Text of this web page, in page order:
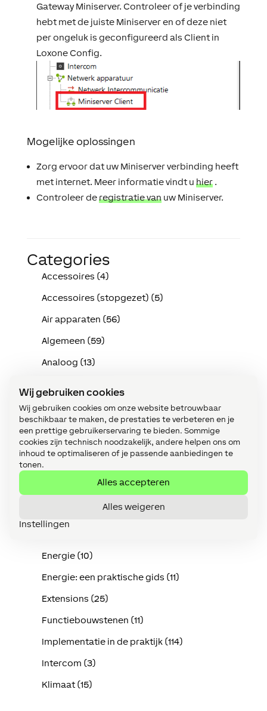
Wij gebruiken cookies
Wij gebruiken cookies om onze website betrouwbaar
beschikbaar te maken, de prestaties te verbeteren en je
een prettige gebruikerservaring te bieden. Sommige
cookies zijn technisch noodzakelijk, andere helpen ons om
inhoud te optimaliseren of je passende aanbiedingen te
tonen.
Alles accepteren
Alles weigeren
Instellingen
Gateway Miniserver. Controleer of je verbinding
hebt met de juiste Miniserver en of deze niet
per ongeluk is geconfigureerd als Client in
Loxone Config.
Mogelijke oplossingen
Zorg ervoor dat uw Miniserver verbinding heeft
met internet. Meer informatie vindt u hier.
Controleer deregistratie vanuw Miniserver.
Categories
Accessoires (4)
Accessoires (stopgezet) (5)
Air apparaten (56)
Algemeen (59)
Analoog (13)
Apparaten (35)
Audio (16)
Bediening (13)
Bekabeling (Tree/Link/Air) (14)
Energie (10)
Energie: een praktische gids (11)
Extensions (25)
Functiebouwstenen (11)
Implementatie in de praktijk (114)
Intercom (3)
Klimaat (15)